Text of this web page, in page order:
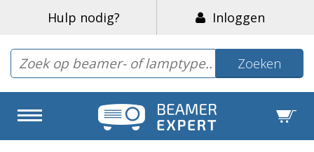
Hulp nodig? Inloggen
Zoeken